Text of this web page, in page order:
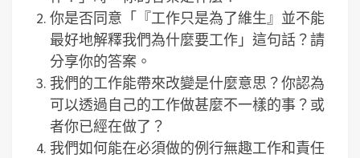
你是否同意「『工作只是為了維生』並不能
最好地解釋我們為什麼要工作」這句話？請
分享你的答案。
我們的工作能帶來改變是什麼意思？你認為
可以透過自己的工作做甚麼不一樣的事？或
者你已經在做了？
我們如何能在必須做的例行無趣工作和責任